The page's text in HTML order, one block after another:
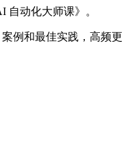
自动化大师课》。
例和最佳实践，高频更